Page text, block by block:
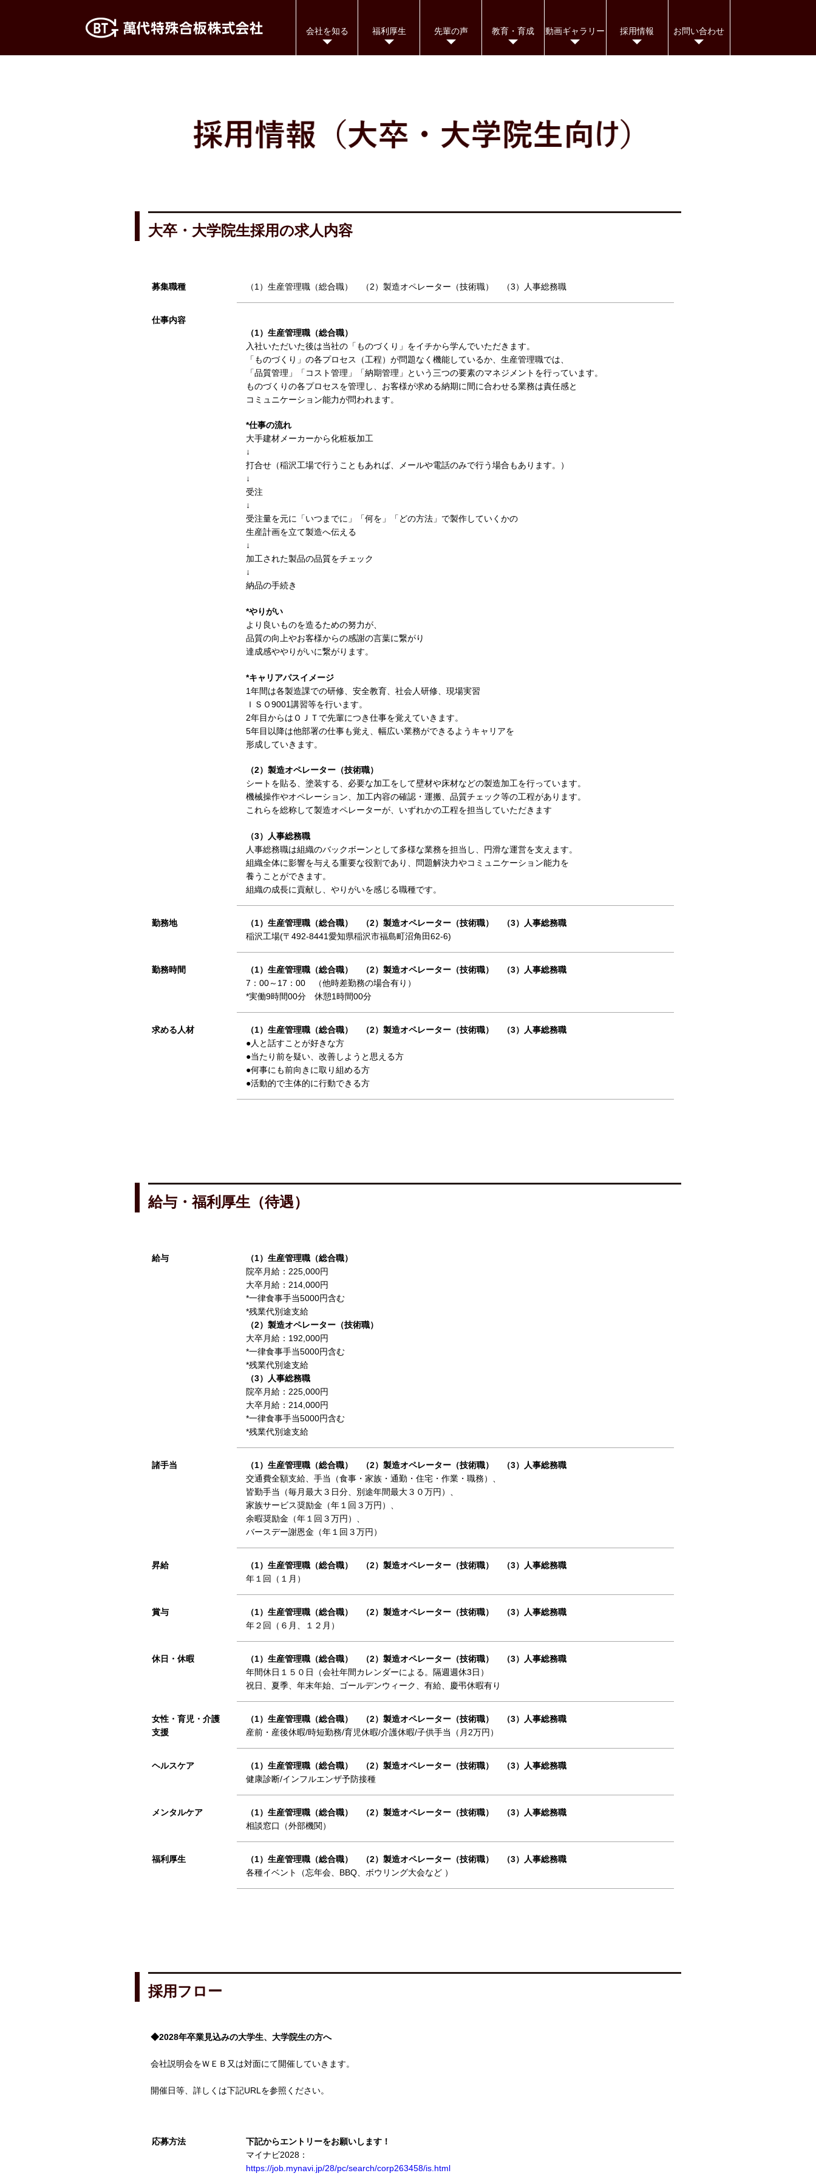
会社を知る 福利厚生 先輩の声 教育・育成 動画ギャラリー 採用情報 お問い合わせ
大卒・大学院生採用の求人内容
募集職種 （1）生産管理職（総合職） （2）製造オペレーター（技術職） （3）人事総務職
仕事内容
（1）生産管理職（総合職）
入社いただいた後は当社の「ものづくり」をイチから学んでいただきます。
「ものづくり」の各プロセス（工程）が問題なく機能しているか、生産管理職では、
「品質管理」「コスト管理」「納期管理」という三つの要素のマネジメントを行っています。
ものづくりの各プロセスを管理し、お客様が求める納期に間に合わせる業務は責任感と
コミュニケーション能力が問われます。
*仕事の流れ
大手建材メーカーから化粧板加工
↓
打合せ（稲沢工場で行うこともあれば、メールや電話のみで行う場合もあります。）
↓
受注
↓
受注量を元に「いつまでに」「何を」「どの方法」で製作していくかの
生産計画を立て製造へ伝える
↓
加工された製品の品質をチェック
↓
納品の手続き
*やりがい
より良いものを造るための努力が、
品質の向上やお客様からの感謝の言葉に繋がり
達成感ややりがいに繋がります。
*キャリアパスイメージ
1年間は各製造課での研修、安全教育、社会人研修、現場実習
ＩＳＯ9001講習等を行います。
2年目からはＯＪＴで先輩につき仕事を覚えていきます。
5年目以降は他部署の仕事も覚え、幅広い業務ができるようキャリアを
形成していきます。
（2）製造オペレーター（技術職）
シートを貼る、塗装する、必要な加工をして壁材や床材などの製造加工を行っています。
機械操作やオペレーション、加工内容の確認・運搬、品質チェック等の工程があります。
これらを総称して製造オペレーターが、いずれかの工程を担当していただきます
（3）人事総務職
人事総務職は組織のバックボーンとして多様な業務を担当し、円滑な運営を支えます。
組織全体に影響を与える重要な役割であり、問題解決力やコミュニケーション能力を
養うことができます。
組織の成長に貢献し、やりがいを感じる職種です。
勤務地
（1）生産管理職（総合職） （2）製造オペレーター（技術職） （3）人事総務職
稲沢工場(〒492-8441愛知県稲沢市福島町沼角田62-6)
勤務時間
（1）生産管理職（総合職） （2）製造オペレーター（技術職） （3）人事総務職
7：00～17：00 （他時差勤務の場合有り）
*実働9時間00分 休憩1時間00分
求める人材
（1）生産管理職（総合職） （2）製造オペレーター（技術職） （3）人事総務職
●人と話すことが好きな方
●当たり前を疑い、改善しようと思える方
●何事にも前向きに取り組める方
●活動的で主体的に行動できる方
給与・福利厚生（待遇）
給与
（1）生産管理職（総合職）
院卒月給：225,000円
大卒月給：214,000円
*一律食事手当5000円含む
*残業代別途支給
（2）製造オペレーター（技術職）
大卒月給：192,000円
*一律食事手当5000円含む
*残業代別途支給
（3）人事総務職
院卒月給：225,000円
大卒月給：214,000円
*一律食事手当5000円含む
*残業代別途支給
諸手当
（1）生産管理職（総合職） （2）製造オペレーター（技術職） （3）人事総務職
交通費全額支給、手当（食事・家族・通勤・住宅・作業・職務）、
皆勤手当（毎月最大３日分、別途年間最大３０万円）、
家族サービス奨励金（年１回３万円）、
余暇奨励金（年１回３万円）、
バースデー謝恩金（年１回３万円）
昇給
（1）生産管理職（総合職） （2）製造オペレーター（技術職） （3）人事総務職
年１回（１月）
賞与
（1）生産管理職（総合職） （2）製造オペレーター（技術職） （3）人事総務職
年２回（６月、１２月）
休日・休暇
（1）生産管理職（総合職） （2）製造オペレーター（技術職） （3）人事総務職
年間休日１５０日（会社年間カレンダーによる。隔週週休3日）
祝日、夏季、年末年始、ゴールデンウィーク、有給、慶弔休暇有り
女性・育児・介護
支援
（1）生産管理職（総合職） （2）製造オペレーター（技術職） （3）人事総務職
産前・産後休暇/時短勤務/育児休暇/介護休暇/子供手当（月2万円）
ヘルスケア
（1）生産管理職（総合職） （2）製造オペレーター（技術職） （3）人事総務職
健康診断/インフルエンザ予防接種
メンタルケア
（1）生産管理職（総合職） （2）製造オペレーター（技術職） （3）人事総務職
相談窓口（外部機関）
福利厚生
（1）生産管理職（総合職） （2）製造オペレーター（技術職） （3）人事総務職
各種イベント（忘年会、BBQ、ボウリング大会など ）
採用フロー
◆2028年卒業見込みの大学生、大学院生の方へ
会社説明会をＷＥＢ又は対面にて開催していきます。
開催日等、詳しくは下記URLを参照ください。
応募方法
下記からエントリーをお願いします！
マイナビ2028：
https://job.mynavi.jp/28/pc/search/corp263458/is.html